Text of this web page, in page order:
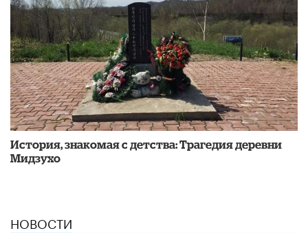
История, знакомая с детства: Трагедия деревни
Мидзухо
НОВОСТИ